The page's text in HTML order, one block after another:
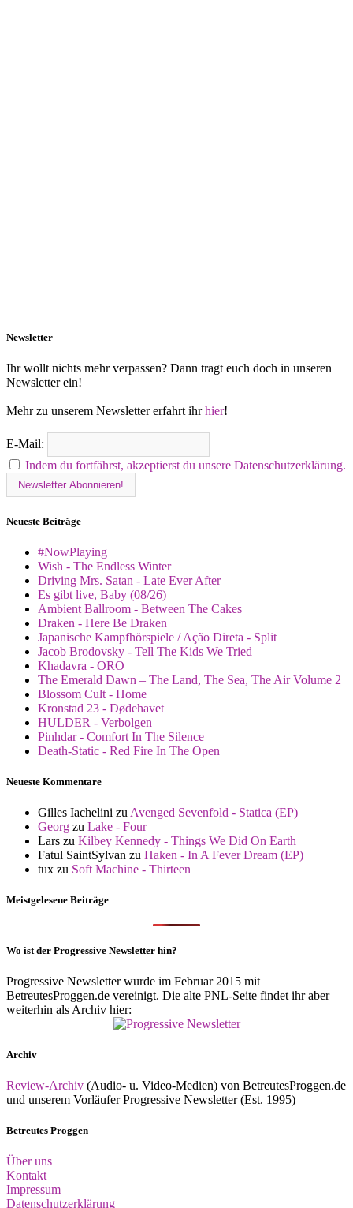
Newsletter
Ihr wollt nichts mehr verpassen? Dann tragt euch doch in unseren
Newsletter ein!
Mehr zu unserem Newsletter erfahrt ihrhier!
E-Mail:
Indem du fortfährst, akzeptierst du unsere Datenschutzerklärung.
Neueste Beiträge
#NowPlaying
Wish - The Endless Winter
Driving Mrs. Satan - Late Ever After
Es gibt live, Baby (08/26)
Ambient Ballroom - Between The Cakes
Draken - Here Be Draken
Japanische Kampfhörspiele / Ação Direta - Split
Jacob Brodovsky - Tell The Kids We Tried
Khadavra - ORO
The Emerald Dawn – The Land, The Sea, The Air Volume 2
Blossom Cult - Home
Kronstad 23 - Dødehavet
HULDER - Verbolgen
Pinhdar - Comfort In The Silence
Death-Static - Red Fire In The Open
Neueste Kommentare
Gilles Iachelini zu Avenged Sevenfold - Statica (EP)
Georg zu Lake - Four
Lars zu Kilbey Kennedy - Things We Did On Earth
Fatul SaintSylvan zu Haken - In A Fever Dream (EP)
tux zu Soft Machine - Thirteen
Meistgelesene Beiträge
Wo ist der Progressive Newsletter hin?
Progressive Newsletter wurde im Februar 2015 mit
BetreutesProggen.de vereinigt. Die alte PNL-Seite findet ihr aber
weiterhin als Archiv hier:
Archiv
Review-Archiv (Audio- u. Video-Medien) von BetreutesProggen.de
und unserem Vorläufer Progressive Newsletter (Est. 1995)
Betreutes Proggen
Über uns
Kontakt
Impressum
Datenschutzerklärung